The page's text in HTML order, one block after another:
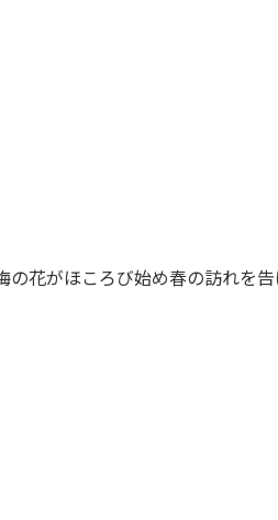
の花がほころび始め春の訪れを告